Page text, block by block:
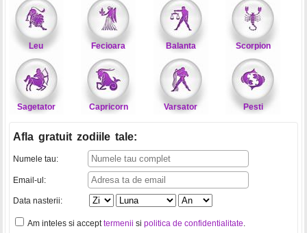
Leu Fecioara Balanta Scorpion
Sagetator Capricorn Varsator Pesti
Afla gratuit zodiile tale:
Numele tau:
Email-ul:
Data nasterii:
Am inteles si accepttermenii si politica de confidentialitate.